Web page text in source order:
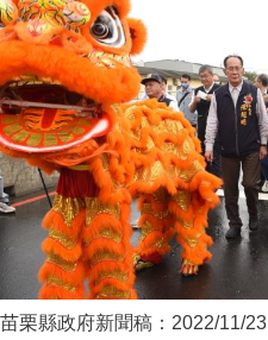
苗栗縣政府新聞稿：2022/11/23